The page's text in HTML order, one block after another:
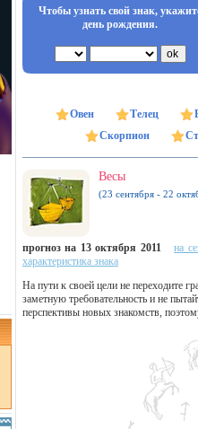
Чтобы узнать свой знак,
день рождения.
Овен Телец
Скорпион
Весы
(23 сентября - 22
прогноз на 13 октября 2011
на
характеристика знака
На пути к своей цели не переходите
заметную требовательность и не
перспективы новых знакомств,